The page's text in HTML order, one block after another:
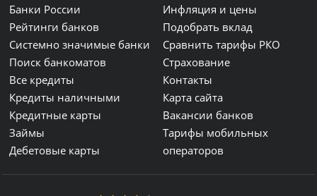
Банки России
Рейтинги банков
Системно значимые банки
Поиск банкоматов
Все кредиты
Кредиты наличными
Кредитные карты
Займы
Дебетовые карты
Инфляция и цены
Подобрать вклад
Сравнить тарифы РКО
Страхование
Контакты
Карта сайта
Вакансии банков
Тарифы мобильных
операторов